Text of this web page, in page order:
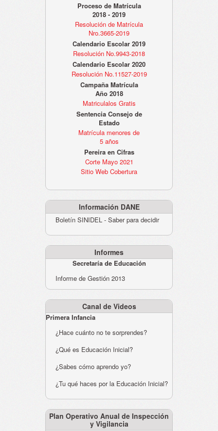
Proceso de Matrícula
2018 - 2019
Resolución de Matrícula
Nro.3665-2019
Calendario Escolar 2019
Resolución No.9943-2018
Calendario Escolar 2020
Resolución No.11527-2019
Campaña Matrícula
Año 2018
Matriculalos Gratis
Sentencia Consejo de
Estado
Matrícula menores de
5 años
Pereira en Cifras
Corte Mayo 2021
Sitio Web Cobertura
Información DANE
Boletín SINIDEL - Saber para decidir
Informes
Secretaría de Educación
Informe de Gestión 2013
Canal de Videos
Primera Infancia
¿Hace cuánto no te sorprendes?
¿Qué es Educación Inicial?
¿Sabes cómo aprendo yo?
¿Tu qué haces por la Educación Inicial?
Plan Operativo Anual de Inspección
y Vigilancia